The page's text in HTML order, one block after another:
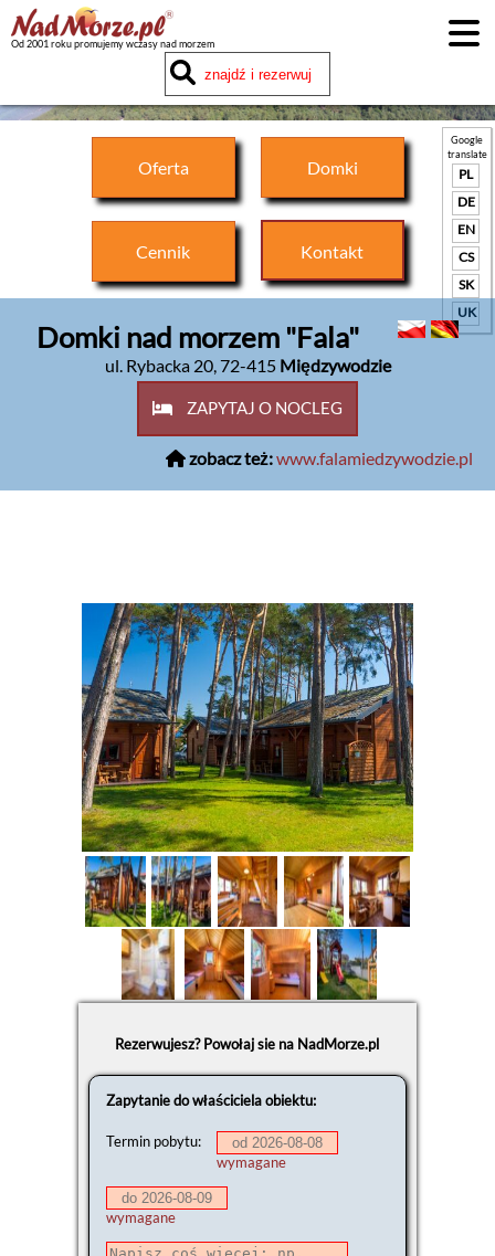
Od 2001 roku promujemy wczasy nad morzem
Google
translate
PL
DE
EN
CS
SK
UK
Oferta Domki
Cennik Kontakt
Domki nad morzem "Fala"
ul. Rybacka 20,72-415 Międzywodzie
ZAPYTAJ O NOCLEG
zobacz też:www.falamiedzywodzie.pl
Rezerwujesz? Powołaj sie na NadMorze.pl
Zapytanie do właściciela obiektu:
Termin pobytu:
wymagane
wymagane